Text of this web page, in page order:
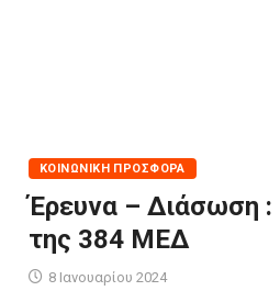
ΚΟΙΝΩΝΙΚΉ ΠΡΟΣΦΟΡΆ
Έρευνα – Διάσωση :
της 384 ΜΕΔ
8 Ιανουαρίου 2024